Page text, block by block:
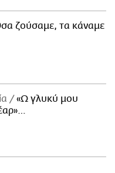
ζούσαμε, τα κάναμε
«Ω γλυκύ μου